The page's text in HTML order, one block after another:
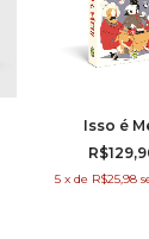
Isso é
5 x de R$25,98